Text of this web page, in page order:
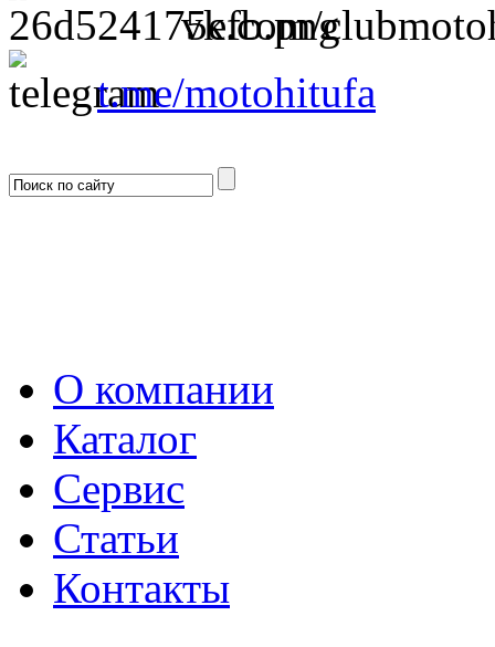
vk.com/
t.me/motohitufa
О компании
Каталог
Сервис
Статьи
Контакты